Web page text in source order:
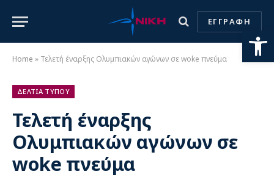
ΕΓΓΡΑΦΗ
Home » Τελετή έναρξης Ολυμπιακών αγώνων σε woke πνεύμα
ΔΕΛΤΙΑ ΤΥΠΟΥ
Τελετή έναρξης
Ολυμπιακών αγώνων σε
woke πνεύμα